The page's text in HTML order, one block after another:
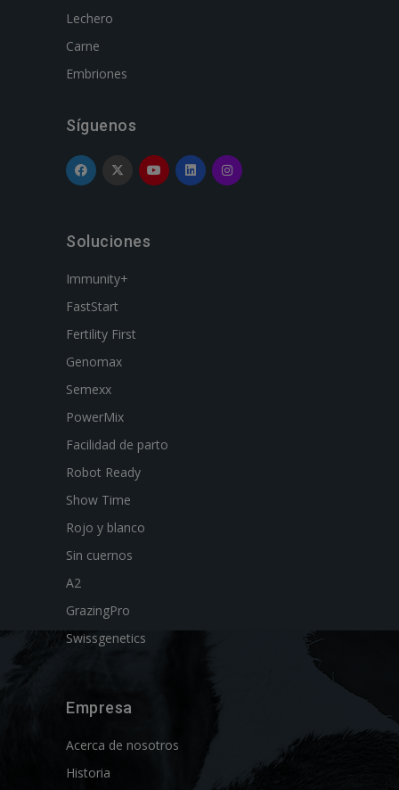
Lechero
Carne
Embriones
Síguenos
Soluciones
Immunity+
FastStart
Fertility First
Genomax
Semexx
PowerMix
Facilidad de parto
Robot Ready
Show Time
Rojo y blanco
Sin cuernos
A2
GrazingPro
Swissgenetics
Empresa
Acerca de nosotros
Historia